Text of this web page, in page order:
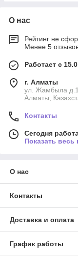
О нас
Рейтинг не
Менее 5
Работает с
г. Алматы
ул. Жамбыла
Алматы,
Контакты
Сегодня
Показать
О нас
Контакты
Доставка и оплата
График работы